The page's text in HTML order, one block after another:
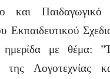
και
Εκπαιδευτικού
ημερίδα με θέμα:
της